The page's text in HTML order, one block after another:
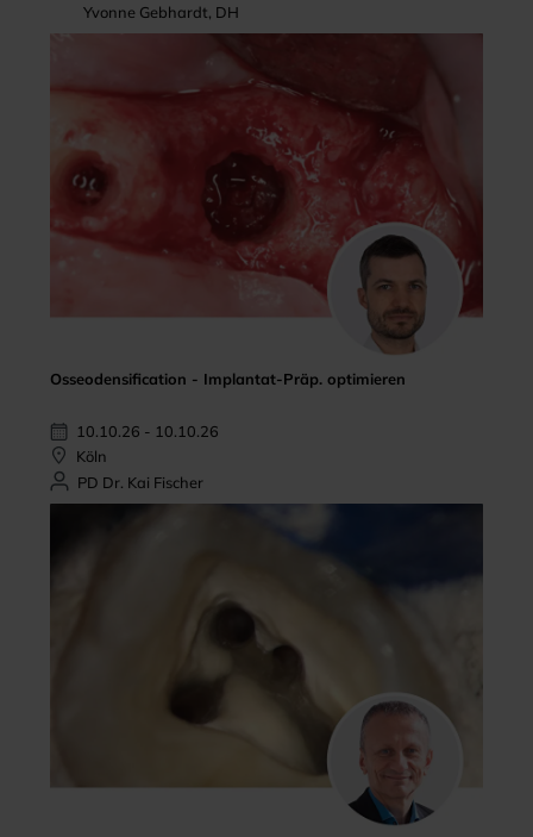
Yvonne Gebhardt, DH
Osseodensification - Implantat-Präp. optimieren
10.10.26 - 10.10.26
Köln
PD Dr. Kai Fischer